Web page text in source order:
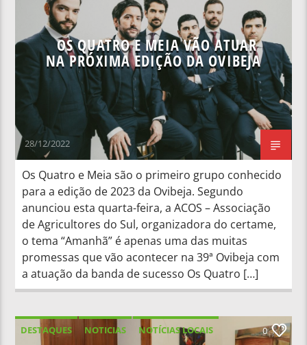
OS QUATRO E MEIA VÃO ATUAR
NA PRÓXIMA EDIÇÃO DA OVIBEJA
28/12/2022
Os Quatro e Meia são o primeiro grupo conhecido
para a edição de 2023 da Ovibeja. Segundo
anunciou esta quarta-feira, a ACOS – Associação
de Agricultores do Sul, organizadora do certame,
o tema “Amanhã” é apenas uma das muitas
promessas que vão acontecer na 39ª Ovibeja com
a atuação da banda de sucesso Os Quatro […]
DESTAQUES NOTICIAS
NOTÍCIAS LOCAIS
0